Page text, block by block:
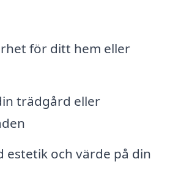
för ditt hem eller
trädgård eller
estetik och värde på din